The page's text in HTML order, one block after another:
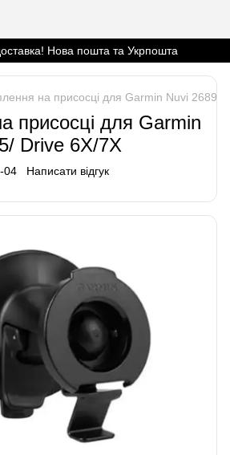
Нова пошта та Укрпошта
на присосці для Garmin Nuvi 2689/
присосці для Garmin
Drive 6X/7X
04 Написати відгук